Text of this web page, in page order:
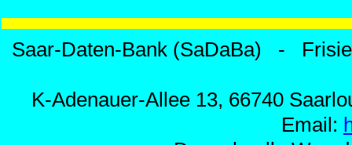
Saar-Daten-Bank (SaDaBa) -
K-Adenauer-Allee 13, 66740
Email: